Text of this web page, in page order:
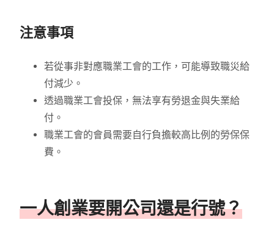
注意事項
若從事非對應職業工會的工作，可能導致職災給
付減少。
透過職業工會投保，無法享有勞退金與失業給
付。
職業工會的會員需要自行負擔較高比例的勞保保
費。
一人創業要開公司還是行號？